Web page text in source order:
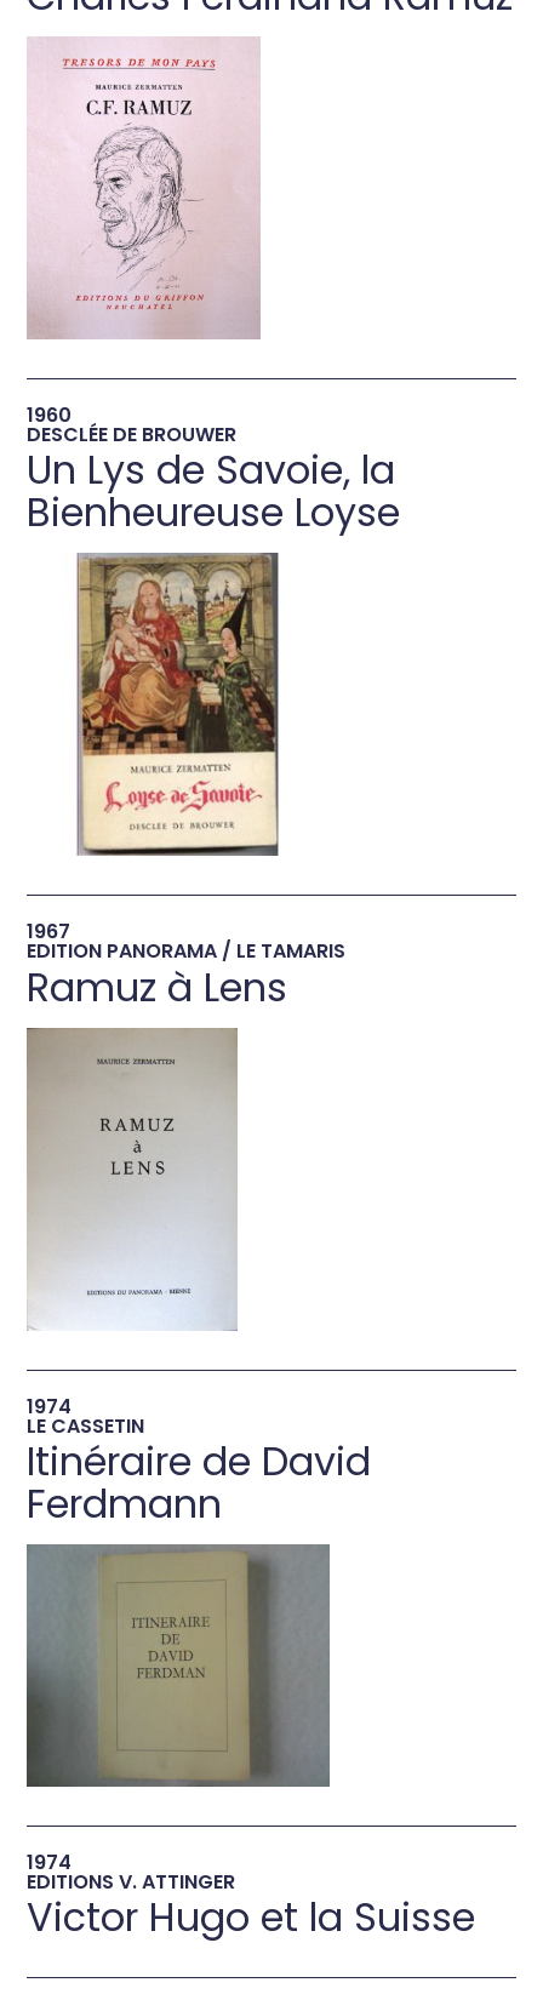
→
1960
DESCLÉE DE BROUWER
Un Lys de Savoie, la
Bienheureuse Loyse
→
1967
EDITION PANORAMA / LE TAMARIS
Ramuz à Lens
→
1974
LE CASSETIN
Itinéraire de David
Ferdmann
→
1974
EDITIONS V. ATTINGER
Victor Hugo et la Suisse
→